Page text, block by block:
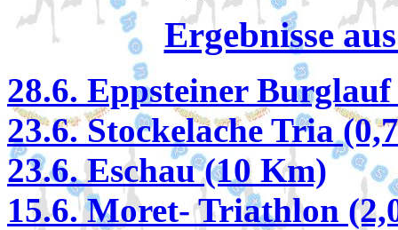
Ergebnisse
28.6. Eppsteiner
23.6. Stockelache Tria
23.6. Eschau (10 Km)
15.6. Moret- Triathlon